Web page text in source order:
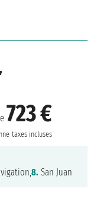
723 €
taxes incluses
8. San Juan